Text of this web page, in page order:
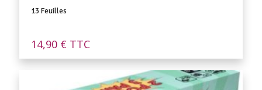
13 Feuilles
14,90 € TTC